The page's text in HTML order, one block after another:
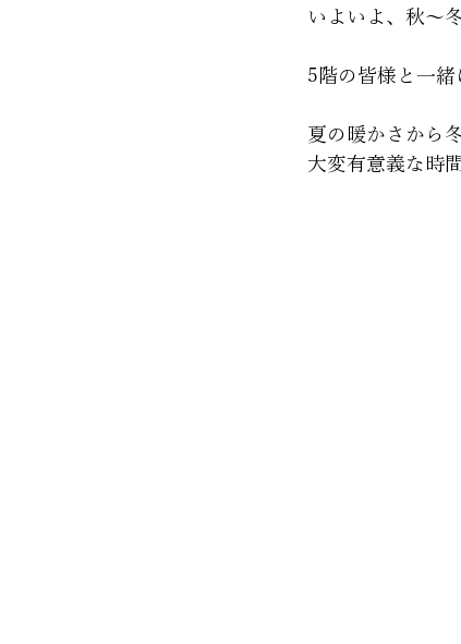
いよいよ、秋～
5階の皆様と一緒
夏の暖かさから
大変有意義な時